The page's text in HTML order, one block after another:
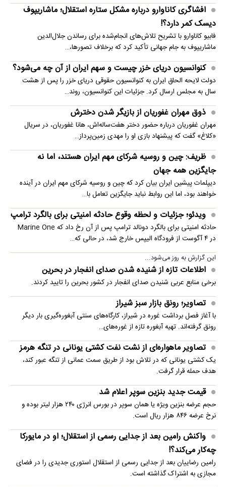
افشاگری کاناوارو درباره مشکل ستاره استقلال؛ ماشاریپوف
دیسک کمر دارد؟!
فابیو کاناوارو با تشریح تلاش‌های انجام‌شده برای رساندن جلال‌الدین
ماشاریپوف به جام جهانی تأکید کرد که برخلاف تصورها،…
کنوانسیون دریای خزر چیست و سهم ایران از آن چه می‌شود؟
دولت لایحه الحاق ایران به کنوانسیون حقوقی دریای خزر را پس از هشت
سال به مجلس ارسال کرد. جزئیات این کنوانسیون، روند…
ذوق مهران غفوریان از بازیگر شدن دخترش
مهران غفوریان درباره حضور دختر هفت‌ساله‌اش، هانا غفوریان، در سریال
«کلاغ» گفت که پیشنهاد بازی او را مهدی زمین‌پرداز…
ظریف: چین و روسیه شرکای مهم ایران هستند، اما نه
جایگزین همه جهان
دیپلمات پیشین ایران بیان کرد که چین و روسیه شرکای مهم ایران در آینده
خواهند بود، اما این روابط نباید جایگزین تعامل با…
ویدئو؛ جزئیات و لحظه وقوع حادثه امنیتی برای بالگرد ترامپ
حادثه امنیتی برای بالگرد دونالد ترامپ پس از آن رخ داد که Marine One
در ۴ آگوست از فرودگاه الیپس خارج شد، در حالی که…
این گزارش به روز می‌شود...
اطلاعات تازه از شنیده شدن صدای انفجار در بحرین
برخی منابع عربی شنیدن صدای انفجار در کشور بحرین را تایید کردند.
تصاویر؛ رونق بازار سبز شیراز
با آغاز فصل برداشت غوره در شیراز، کارگاه‌های سنتی آبغوره‌گیری بار دیگر
رونق گرفته‌اند. تهیه آبغوره تازه از غوره‌های…
تصاویر ماهواره‌ای از نشت نفت کشتی یونانی در تنگه هرمز
یک کشتی یونانی که در تلاش بود از طریق سمت عمانی از تنگه عبور کند،
هدف حمله قرار گرفت.
قیمت جدید بنزین سوپر اعلام شد
حجم عرضه بنزین ویژه یا همان سوپر در بورس انرژی ۲۴۰ هزار لیتر بوده و
نرخ عرضه ۸۴۶ هزار ریال است.
واکنش رامین بعد از جدایی رسمی از استقلال؛ او در مایورکا
چه‌کار می‌کند؟!
رامین رضاییان بعد از جدایی رسمی از استقلال استوری جدیدی را در فضای
مجازی به اشتراک گذاشته است.